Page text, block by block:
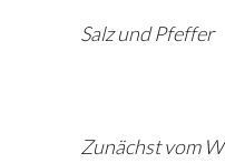
Salz und Pfeffer
Zunächst vom